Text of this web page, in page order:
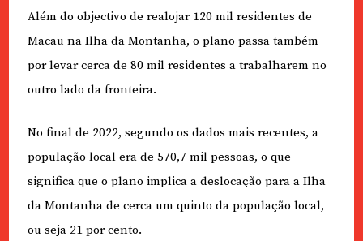
Além do objectivo de realojar 120 mil residentes de
Macau na Ilha da Montanha, o plano passa também
por levar cerca de 80 mil residentes a trabalharem no
outro lado da fronteira.
No final de 2022, segundo os dados mais recentes, a
população local era de 570,7 mil pessoas, o que
significa que o plano implica a deslocação para a Ilha
da Montanha de cerca um quinto da população local,
ou seja 21 por cento.